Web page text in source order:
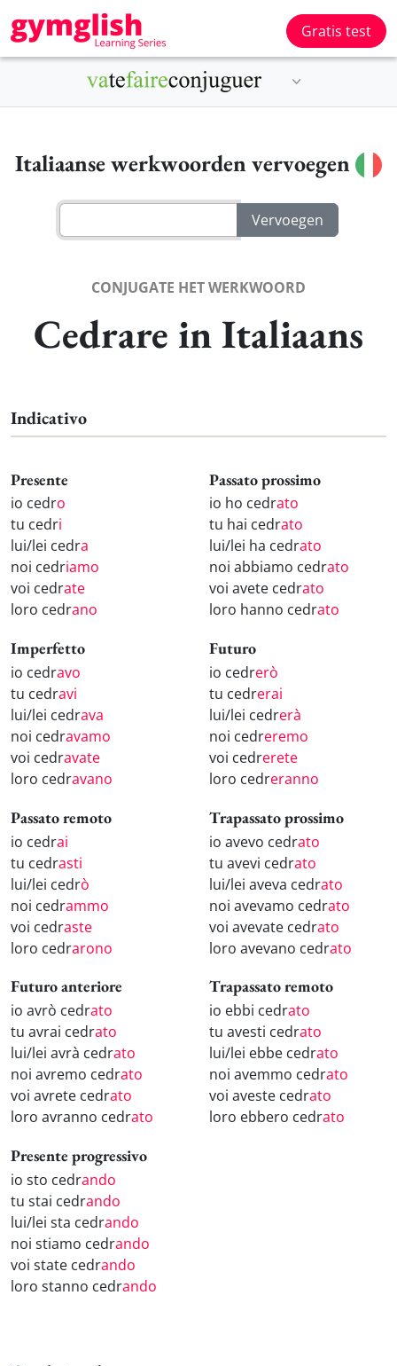
Gratis test
Italiaanse werkwoorden vervoegen
CONJUGATE HET WERKWOORD
Cedrare in Italiaans
Indicativo
Presente
io cedro
tu cedri
lui/lei cedra
noi cedriamo
voi cedrate
loro cedrano
Passato prossimo
io ho cedrato
tu hai cedrato
lui/lei ha cedrato
noi abbiamo cedrato
voi avete cedrato
loro hanno cedrato
Imperfetto
io cedravo
tu cedravi
lui/lei cedrava
noi cedravamo
voi cedravate
loro cedravano
Futuro
io cedrerò
tu cedrerai
lui/lei cedrerà
noi cedreremo
voi cedrerete
loro cedreranno
Passato remoto
io cedrai
tu cedrasti
lui/lei cedrò
noi cedrammo
voi cedraste
loro cedrarono
Trapassato prossimo
io avevo cedrato
tu avevi cedrato
lui/lei aveva cedrato
noi avevamo cedrato
voi avevate cedrato
loro avevano cedrato
Futuro anteriore
io avrò cedrato
tu avrai cedrato
lui/lei avrà cedrato
noi avremo cedrato
voi avrete cedrato
loro avranno cedrato
Trapassato remoto
io ebbi cedrato
tu avesti cedrato
lui/lei ebbe cedrato
noi avemmo cedrato
voi aveste cedrato
loro ebbero cedrato
Presente progressivo
io sto cedrando
tu stai cedrando
lui/lei sta cedrando
noi stiamo cedrando
voi state cedrando
loro stanno cedrando